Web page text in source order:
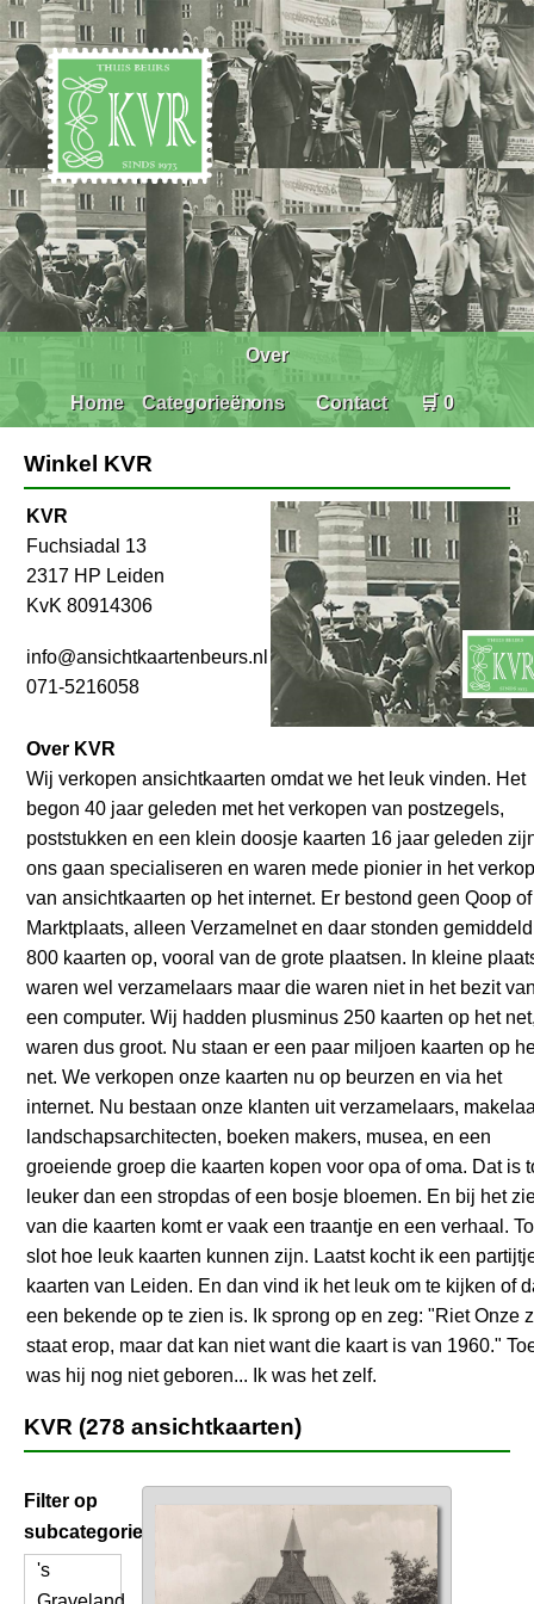
Home Categorieën
Over
ons Contact 🛒 0
Winkel KVR
KVR
Fuchsiadal 13
2317 HP Leiden
KvK 80914306
info@ansichtkaartenbeurs.nl
071-5216058
Over KVR
Wij verkopen ansichtkaarten omdat we het leuk vinden. Het
begon 40 jaar geleden met het verkopen van postzegels,
poststukken en een klein doosje kaarten 16 jaar geleden
ons gaan specialiseren en waren mede pionier in het
van ansichtkaarten op het internet. Er bestond geen Qoop of
Marktplaats, alleen Verzamelnet en daar stonden gemiddeld
800 kaarten op, vooral van de grote plaatsen. In kleine
waren wel verzamelaars maar die waren niet in het bezit
een computer. Wij hadden plusminus 250 kaarten op het
waren dus groot. Nu staan er een paar miljoen kaarten op
net. We verkopen onze kaarten nu op beurzen en via het
internet. Nu bestaan onze klanten uit verzamelaars,
landschapsarchitecten, boeken makers, musea, en een
groeiende groep die kaarten kopen voor opa of oma. Dat is
leuker dan een stropdas of een bosje bloemen. En bij het
van die kaarten komt er vaak een traantje en een verhaal.
slot hoe leuk kaarten kunnen zijn. Laatst kocht ik een
kaarten van Leiden. En dan vind ik het leuk om te kijken of
een bekende op te zien is. Ik sprong op en zeg: "Riet Onze
staat erop, maar dat kan niet want die kaart is van 1960."
was hij nog niet geboren... Ik was het zelf.
KVR (278 ansichtkaarten)
Filter op
subcategorie
's